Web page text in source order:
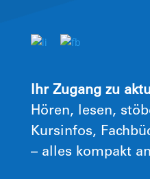
Ihr Zugang zu
Hören, lesen,
Kursinfos,
– alles kompakt